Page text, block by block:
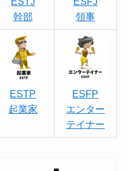
幹部
領事
ESTP
起業家
ESFP
エンター
テイナー